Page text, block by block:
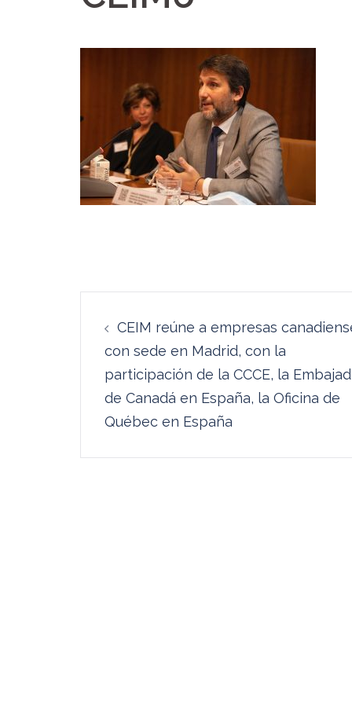
de
entradas
CEIM reúne a empresas
con sede en Madrid, con la
participación de la CCCE, la
de Canadá en España, la Oficina de
Québec en España